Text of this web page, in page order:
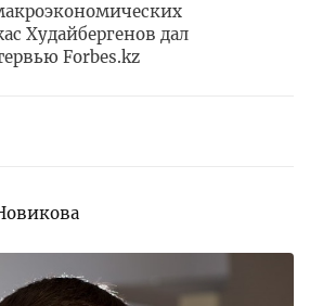
Худайбергенов дал
Forbes.kz